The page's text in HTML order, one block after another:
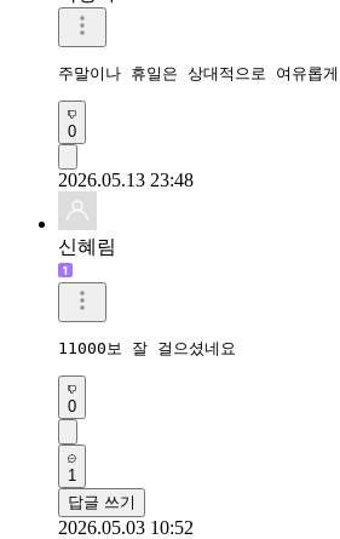
주말이나 휴일은 상대적으로 여유롭
0
2026.05.13 23:48
신혜림
11000보 잘 걸으셨네요
0
1
답글 쓰기
2026.05.03 10:52